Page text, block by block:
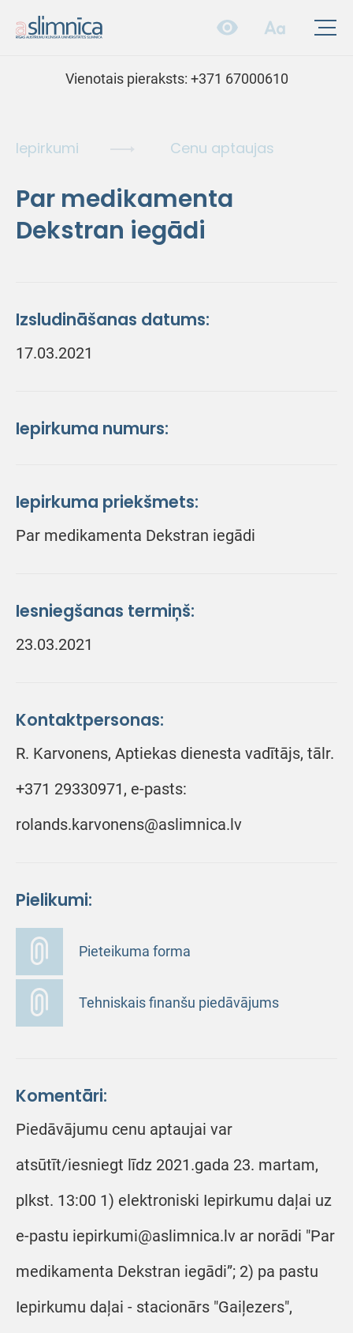
Vienotais pieraksts: +371 67000610
Iepirkumi Cenu aptaujas
Par medikamenta
Dekstran iegādi
Izsludināšanas datums:
17.03.2021
Iepirkuma numurs:
Iepirkuma priekšmets:
Par medikamenta Dekstran iegādi
Iesniegšanas termiņš:
23.03.2021
Kontaktpersonas:
R. Karvonens, Aptiekas dienesta vadītājs, tālr.
+371 29330971, e-pasts:
rolands.karvonens@aslimnica.lv
Pielikumi:
Pieteikuma forma
Tehniskais finanšu piedāvājums
Komentāri:
Piedāvājumu cenu aptaujai var
atsūtīt/iesniegt līdz 2021.gada 23. martam,
plkst. 13:00 1) elektroniski Iepirkumu daļai uz
e-pastu iepirkumi@aslimnica.lv ar norādi "Par
medikamenta Dekstran iegādi”; 2) pa pastu
Iepirkumu daļai - stacionārs "Gaiļezers",